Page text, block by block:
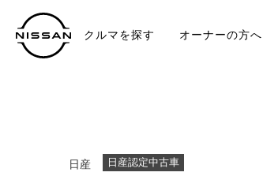
クルマを探す オーナーの方へ
日産 日産認定中古車